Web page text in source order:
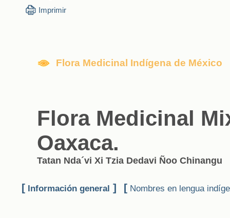
Imprimir
Flora Medicinal Indígena de México
Flora Medicinal
Oaxaca.
Tatan Nda´vi Xi Tzia Dedavi Ñoo Chinangu
[ Información general ] [ Nombres en lengua